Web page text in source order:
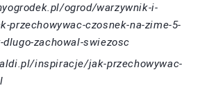
ogrod/warzywnik-i-
przechowywac-czosnek-na-zime-5-
dlugo-zachowal-swiezosc
inspiracje/jak-przechowywac-